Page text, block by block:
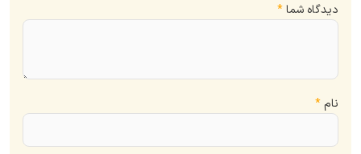
دیدگاه شما*
نام *